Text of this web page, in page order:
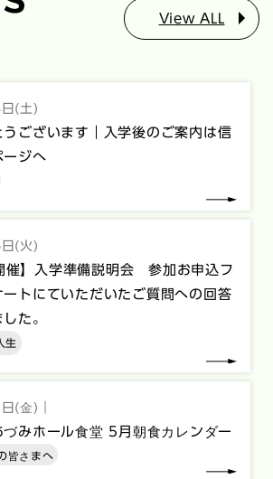
View ALL
(土)
うございます｜入学後のご案内は信
ージへ
(火)
】入学準備説明会 参加お申込フ
ートにていただいたご質問への回答
た。
生
(金)｜
づみホール食堂 5月朝食カレンダー
皆さまへ